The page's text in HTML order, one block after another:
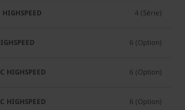
4 (Série)
6 (Option)
6 (Option)
6 (Option)